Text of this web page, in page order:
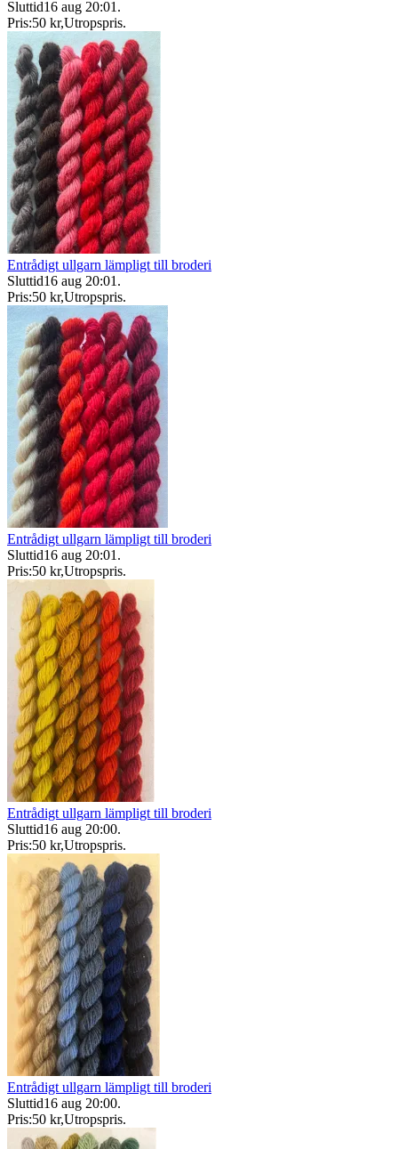
Sluttid16 aug 20:01 .
Pris:50 kr,Utropspris.
Entrådigt ullgarn lämpligt till broderi
Sluttid16 aug 20:01 .
Pris:50 kr,Utropspris.
Entrådigt ullgarn lämpligt till broderi
Sluttid16 aug 20:01 .
Pris:50 kr,Utropspris.
Entrådigt ullgarn lämpligt till broderi
Sluttid16 aug 20:00.
Pris:50 kr,Utropspris.
Entrådigt ullgarn lämpligt till broderi
Sluttid16 aug 20:00.
Pris:50 kr,Utropspris.